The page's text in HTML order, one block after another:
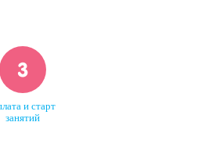
3
и старт
занятий